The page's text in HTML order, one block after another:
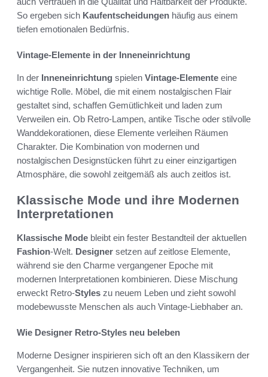
So ergeben sich Kaufentscheidungen häufig aus einem
tiefen emotionalen Bedürfnis.
Vintage-Elemente in der Inneneinrichtung
In der Inneneinrichtung spielen Vintage-Elemente eine
wichtige Rolle. Möbel, die mit einem nostalgischen Flair
gestaltet sind, schaffen Gemütlichkeit und laden zum
Verweilen ein. Ob Retro-Lampen, antike Tische oder stilvolle
Wanddekorationen, diese Elemente verleihen Räumen
Charakter. Die Kombination von modernen und
nostalgischen Designstücken führt zu einer einzigartigen
Atmosphäre, die sowohl zeitgemäß als auch zeitlos ist.
Klassische Mode und ihre Modernen
Interpretationen
Klassische Mode bleibt ein fester Bestandteil der aktuellen
Fashion-Welt. Designer setzen auf zeitlose Elemente,
während sie den Charme vergangener Epoche mit
modernen Interpretationen kombinieren. Diese Mischung
erweckt Retro-Styles zu neuem Leben und zieht sowohl
modebewusste Menschen als auch Vintage-Liebhaber an.
Wie Designer Retro-Styles neu beleben
Moderne Designer inspirieren sich oft an den Klassikern der
Vergangenheit. Sie nutzen innovative Techniken, um